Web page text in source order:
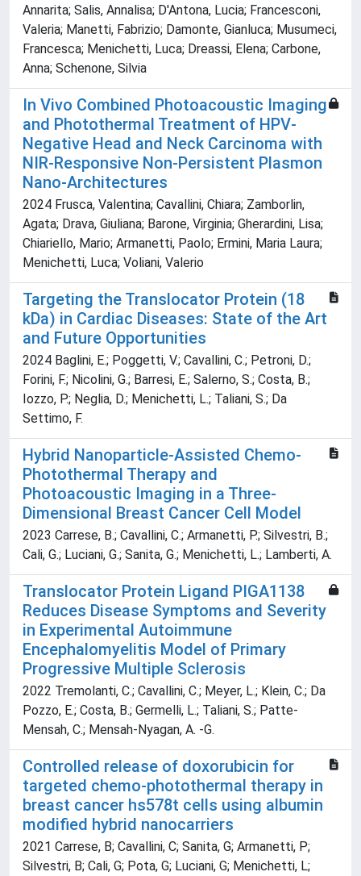
Annarita; Salis, Annalisa; D'Antona, Lucia; Francesconi,
Valeria; Manetti, Fabrizio; Damonte, Gianluca; Musumeci,
Francesca; Menichetti, Luca; Dreassi, Elena; Carbone,
Anna; Schenone, Silvia
In Vivo Combined Photoacoustic Imaging
and Photothermal Treatment of HPV‐
Negative Head and Neck Carcinoma with
NIR‐Responsive Non‐Persistent Plasmon
Nano‐Architectures
2024 Frusca, Valentina; Cavallini, Chiara; Zamborlin,
Agata; Drava, Giuliana; Barone, Virginia; Gherardini, Lisa;
Chiariello, Mario; Armanetti, Paolo; Ermini, Maria Laura;
Menichetti, Luca; Voliani, Valerio
Targeting the Translocator Protein (18
kDa) in Cardiac Diseases: State of the Art
and Future Opportunities
2024 Baglini, E.; Poggetti, V.; Cavallini, C.; Petroni, D.;
Forini, F.; Nicolini, G.; Barresi, E.; Salerno, S.; Costa, B.;
Iozzo, P.; Neglia, D.; Menichetti, L.; Taliani, S.; Da
Settimo, F.
Hybrid Nanoparticle-Assisted Chemo-
Photothermal Therapy and
Photoacoustic Imaging in a Three-
Dimensional Breast Cancer Cell Model
2023 Carrese, B.; Cavallini, C.; Armanetti, P.; Silvestri, B.;
Cali, G.; Luciani, G.; Sanita, G.; Menichetti, L.; Lamberti, A.
Translocator Protein Ligand PIGA1138
Reduces Disease Symptoms and Severity
in Experimental Autoimmune
Encephalomyelitis Model of Primary
Progressive Multiple Sclerosis
2022 Tremolanti, C.; Cavallini, C.; Meyer, L.; Klein, C.; Da
Pozzo, E.; Costa, B.; Germelli, L.; Taliani, S.; Patte-
Mensah, C.; Mensah-Nyagan, A. -G.
Controlled release of doxorubicin for
targeted chemo-photothermal therapy in
breast cancer hs578t cells using albumin
modified hybrid nanocarriers
2021 Carrese, B; Cavallini, C; Sanita, G; Armanetti, P;
Silvestri, B; Cali, G; Pota, G; Luciani, G; Menichetti, L;